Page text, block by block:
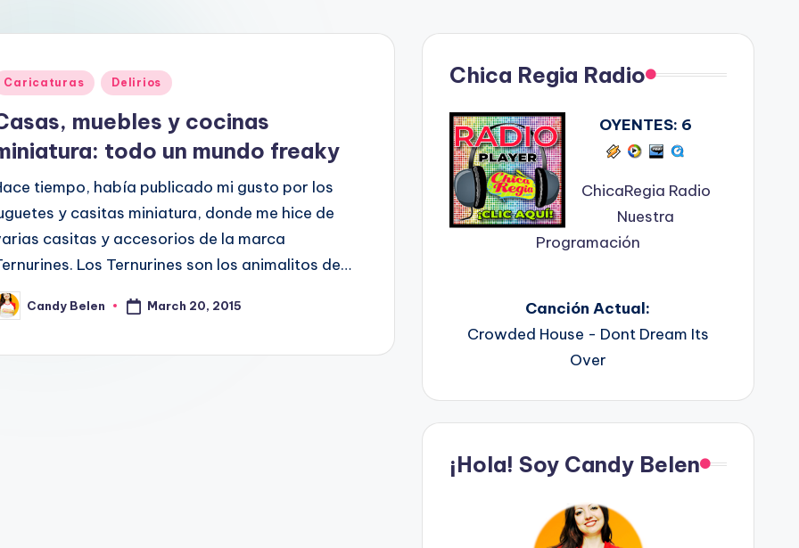
Caricaturas Delirios
muebles y cocinas
todo un mundo freaky
tiempo, había publicado mi gusto por los
y casitas miniatura, donde me hice de
casitas y accesorios de la marca
Los Ternurines son los animalitos de…
Candy Belen March 20, 2015
Chica Regia Radio
OYENTES: 6
ChicaRegia Radio
Nuestra
Programación
Canción Actual:
Crowded House - Dont Dream Its
Over
¡Hola! Soy Candy Belen